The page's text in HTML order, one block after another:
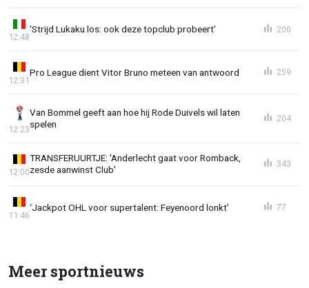
'Strijd Lukaku los: ook deze topclub probeert'
12:48
200
Pro League dient Vitor Bruno meteen van antwoord
12:31
259
Van Bommel geeft aan hoe hij Rode Duivels wil laten
spelen
12:23
204
TRANSFERUURTJE: 'Anderlecht gaat voor Romback,
zesde aanwinst Club'
12:00
343
‘Jackpot OHL voor supertalent: Feyenoord lonkt’
11:46
77
Meer sportnieuws